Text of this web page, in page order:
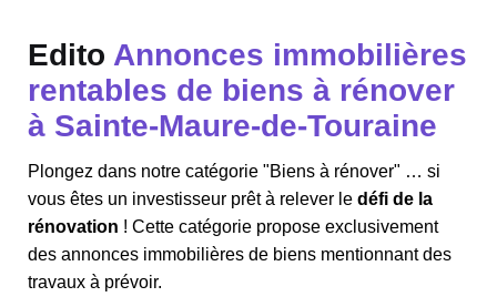
Edito Annonces immobilières
rentables de biens à rénover
à Sainte-Maure-de-Touraine
Plongez dans notre catégorie "Biens à rénover" … si
vous êtes un investisseur prêt à relever le défi de la
rénovation ! Cette catégorie propose exclusivement
des annonces immobilières de biens mentionnant des
travaux à prévoir.